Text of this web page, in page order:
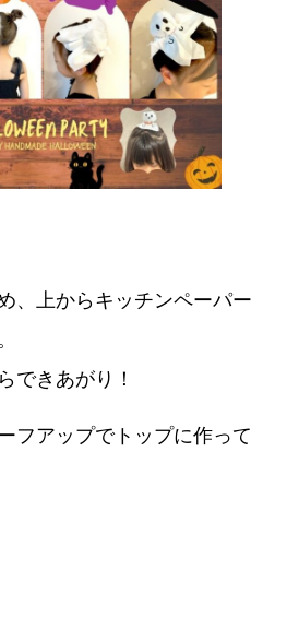
、上からキッチンペーパー
できあがり！
フアップでトップに作って